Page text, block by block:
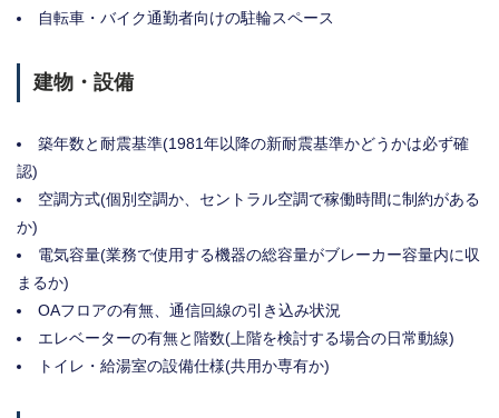
自転車・バイク通勤者向けの駐輪スペース
建物・設備
築年数と耐震基準(1981年以降の新耐震基準かどうかは必ず確
認)
空調方式(個別空調か、セントラル空調で稼働時間に制約がある
か)
電気容量(業務で使用する機器の総容量がブレーカー容量内に収
まるか)
OAフロアの有無、通信回線の引き込み状況
エレベーターの有無と階数(上階を検討する場合の日常動線)
トイレ・給湯室の設備仕様(共用か専有か)